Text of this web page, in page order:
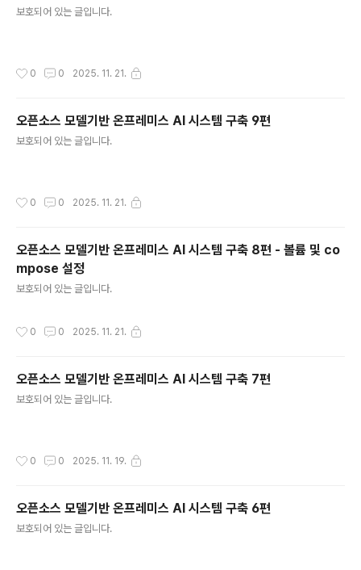
보호되어 있는 글입니다.
0 0 2025. 11. 21.
오픈소스 모델기반 온프레미스 AI 시스템 구축 9편
보호되어 있는 글입니다.
0 0 2025. 11. 21.
오픈소스 모델기반 온프레미스 AI 시스템 구축 8편 - 볼륨 및 co
mpose 설정
보호되어 있는 글입니다.
0 0 2025. 11. 21.
오픈소스 모델기반 온프레미스 AI 시스템 구축 7편
보호되어 있는 글입니다.
0 0 2025. 11. 19.
오픈소스 모델기반 온프레미스 AI 시스템 구축 6편
보호되어 있는 글입니다.